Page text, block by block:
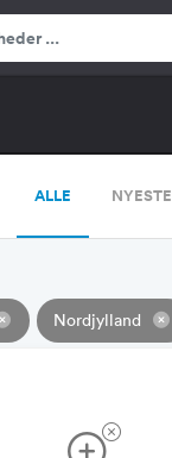
ALLE NYESTE
Nordjylland